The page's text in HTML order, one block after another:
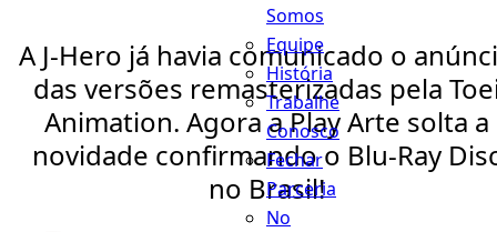
Somos
Equipe
História
Trabalhe
Conosco
Fechar
Parceria
No
A J-Hero já havia comunicado o
das versões remasterizadas pela
Animation. Agora a Play Arte solta a
novidade confirmando o Blu-Ray
no Brasil!